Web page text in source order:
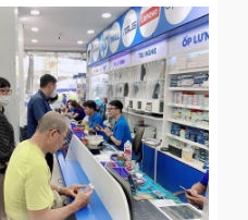
G1 đã bị lỗi giật màn
Lúc này, có thể
Bạn hãy mang máy
1030 G1 lên, nhưng màn